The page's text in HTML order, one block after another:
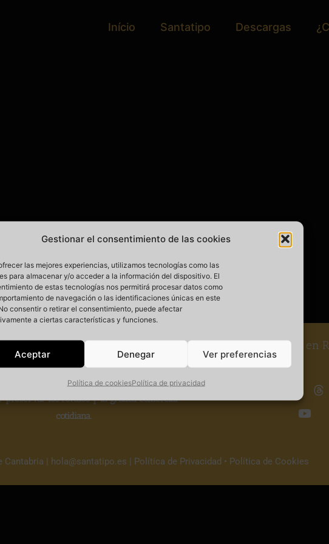
Gestionar el consentimiento de las cookies
las mejores experiencias, utilizamos tecnologías como las
para almacenar y/o acceder a la información del dispositivo. El
de estas tecnologías nos permitirá procesar datos como
de navegación o las identificaciones únicas en este
consentir o retirar el consentimiento, puede afectar
a ciertas características y funciones.
Aceptar Denegar Ver preferencias
Política de cookiesPolítica de privacidad
Início Santatipo Descargas
proyecto cultural sin ánimo de lucro que
preservar los rótulos y la gráfica comercial
cotidiana.
Siguenos en
Cantabria | hola@santatipo.es | Política de Privacidad • Política de Cookies